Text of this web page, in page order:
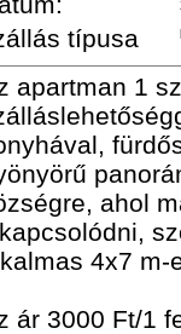
típusa
apartman 1
ahol
4x7 m-
ár 3000 Ft/1